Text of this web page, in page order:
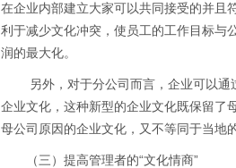
在企业内部建立大家可以共同接受的并且
利于减少文化冲突，使员工的工作目标与
润的最大化。
另外，对于分公司而言，企业可以通
企业文化，这种新型的企业文化既保留了
母公司原因的企业文化，又不等同于当地
（三）提高管理者的“文化情商”